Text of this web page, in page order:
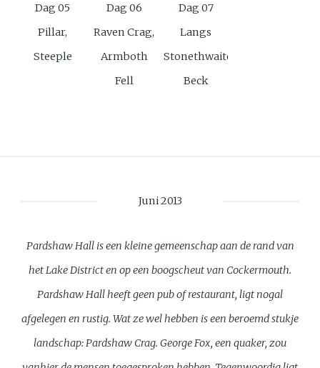
Dag 05
Pillar,
Steeple
Dag 06
Raven Crag,
Armboth
Fell
Dag 07
Langs
Stonethwaite
Beck
Juni 2013
Pardshaw Hall is een kleine gemeenschap aan de rand van
het Lake District en op een boogscheut van Cockermouth.
Pardshaw Hall heeft geen pub of restaurant, ligt nogal
afgelegen en rustig. Wat ze wel hebben is een beroemd stukje
landschap: Pardshaw Crag. George Fox, een quaker, zou